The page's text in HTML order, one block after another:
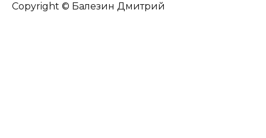
Copyright © Балезин Дмитрий